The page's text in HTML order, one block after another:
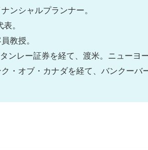
ンシャルプランナー。
。
教授。
ンレー証券を経て、渡米。ニューヨ
・オブ・カナダを経て、バンクーバ